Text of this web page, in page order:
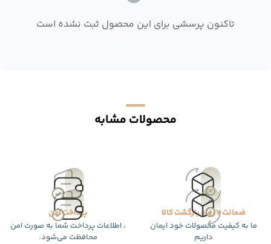
تاکنون پرسشی برای این محصول ثبت نشده است
محصولات مشابه
ضمانت 7 روزه بازگشت کالا
ما به کیفیت محصولات خود ایمان
داریم
پرداخت امن
، اطلاعات پرداخت شما به صورت امن
محافظت می‌شود.